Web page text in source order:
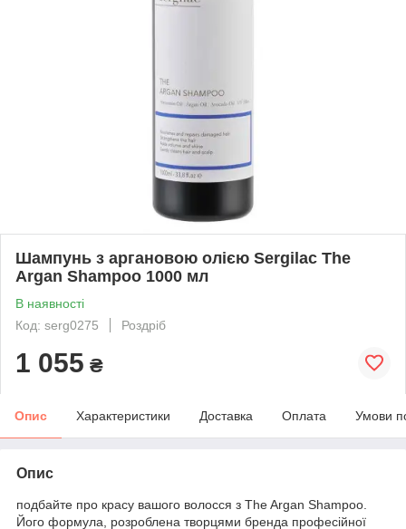
Шампунь з аргановою олією Sergilac The
Argan Shampoo 1000 мл
В наявності
Код: serg0275
Роздріб
1 055 ₴
Опис Характеристики Доставка Оплата Умови
Опис
подбайте про красу вашого волосся з The Argan Shampoo.
Його формула, розроблена творцями бренда професійної